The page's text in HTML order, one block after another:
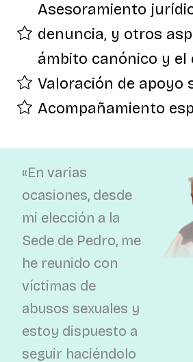
Asesoramiento
denuncia, y otros
ámbito canónico y el
Valoración de apoyo
Acompañamiento
«En varias
ocasiones, desde
mi elección a la
Sede de Pedro, me
he reunido con
víctimas de
abusos sexuales y
estoy dispuesto a
seguir haciéndolo